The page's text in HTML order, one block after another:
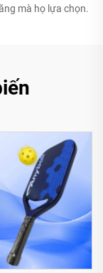
mà họ lựa chọn.